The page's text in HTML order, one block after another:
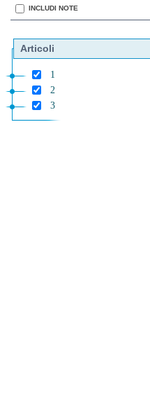
INCLUDI NOTE
Articoli
1
2
3